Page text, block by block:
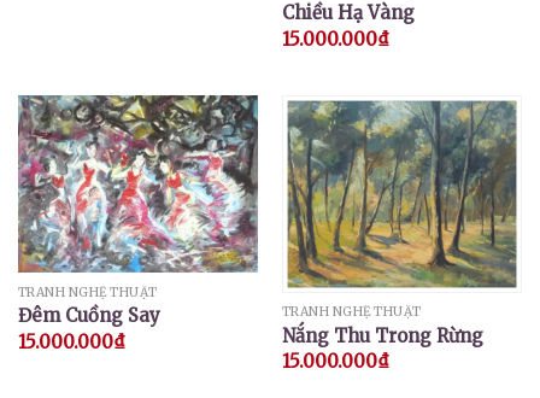
Chiều Hạ Vàng
15.000.000₫
TRANH NGHỆ THUẬT
Đêm Cuồng Say
15.000.000₫
TRANH NGHỆ THUẬT
Nắng Thu Trong Rừng
15.000.000₫